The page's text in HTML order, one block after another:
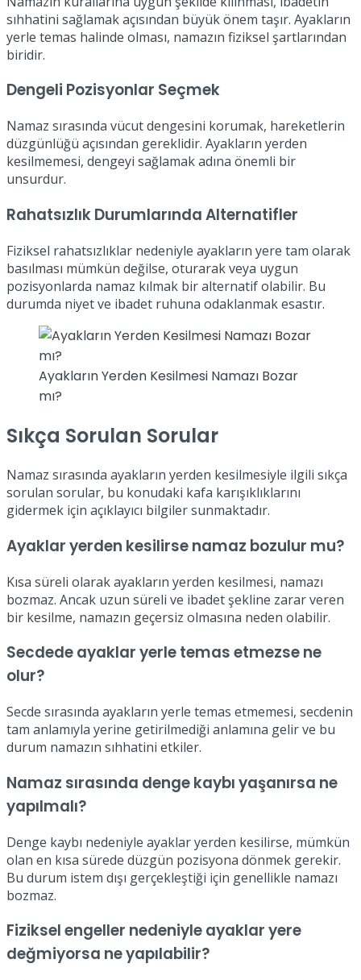
sıhhatini sağlamak açısından büyük önem taşır. Ayakların
yerle temas halinde olması, namazın fiziksel şartlarından
biridir.
Dengeli Pozisyonlar Seçmek
Namaz sırasında vücut dengesini korumak, hareketlerin
düzgünlüğü açısından gereklidir. Ayakların yerden
kesilmemesi, dengeyi sağlamak adına önemli bir
unsurdur.
Rahatsızlık Durumlarında Alternatifler
Fiziksel rahatsızlıklar nedeniyle ayakların yere tam olarak
basılması mümkün değilse, oturarak veya uygun
pozisyonlarda namaz kılmak bir alternatif olabilir. Bu
durumda niyet ve ibadet ruhuna odaklanmak esastır.
Ayakların Yerden Kesilmesi Namazı Bozar
mı?
Sıkça Sorulan Sorular
Namaz sırasında ayakların yerden kesilmesiyle ilgili sıkça
sorulan sorular, bu konudaki kafa karışıklıklarını
gidermek için açıklayıcı bilgiler sunmaktadır.
Ayaklar yerden kesilirse namaz bozulur mu?
Kısa süreli olarak ayakların yerden kesilmesi, namazı
bozmaz. Ancak uzun süreli ve ibadet şekline zarar veren
bir kesilme, namazın geçersiz olmasına neden olabilir.
Secdede ayaklar yerle temas etmezse ne
olur?
Secde sırasında ayakların yerle temas etmemesi, secdenin
tam anlamıyla yerine getirilmediği anlamına gelir ve bu
durum namazın sıhhatini etkiler.
Namaz sırasında denge kaybı yaşanırsa ne
yapılmalı?
Denge kaybı nedeniyle ayaklar yerden kesilirse, mümkün
olan en kısa sürede düzgün pozisyona dönmek gerekir.
Bu durum istem dışı gerçekleştiği için genellikle namazı
bozmaz.
Fiziksel engeller nedeniyle ayaklar yere
değmiyorsa ne yapılabilir?